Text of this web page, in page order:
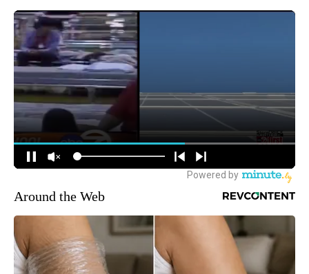
Around the Web